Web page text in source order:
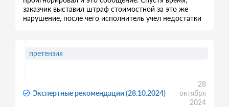
заказчик выставил штраф стоимостной за это же
нарушение, после чего исполнитель учел недостатки
Экспертные рекомендации (28.10.2024)
28
октября
2024
претензия